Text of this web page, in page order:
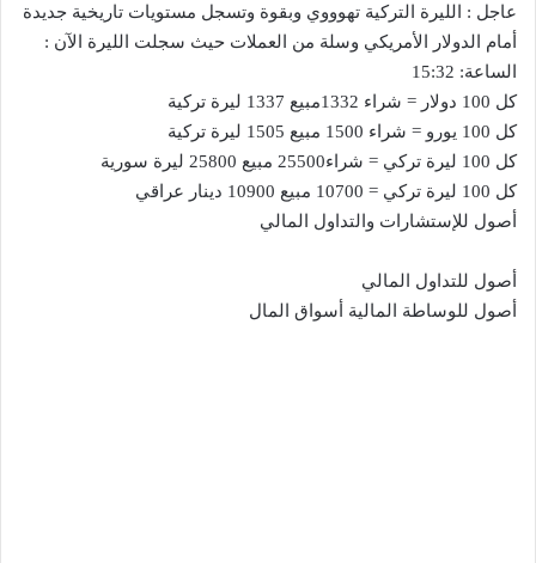
عاجل : الليرة التركية تهوووي وبقوة وتسجل مستويات تاريخية جديدة
أمام الدولار الأمريكي وسلة من العملات حيث سجلت الليرة الآن :
الساعة: 15:32
كل 100 دولار = شراء 1332مبيع 1337 ليرة تركية
كل 100 يورو = شراء 1500 مبيع 1505 ليرة تركية
كل 100 ليرة تركي = شراء25500 مبيع 25800 ليرة سورية
كل 100 ليرة تركي = 10700 مبيع 10900 دينار عراقي
أصول للإستشارات والتداول المالي
أصول للتداول المالي
أصول للوساطة المالية أسواق المال